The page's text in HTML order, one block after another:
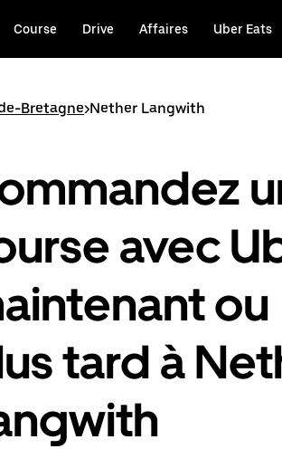
Course Drive Affaires Uber Eats
Bretagne>Nether Langwith
avec
ou
tard à